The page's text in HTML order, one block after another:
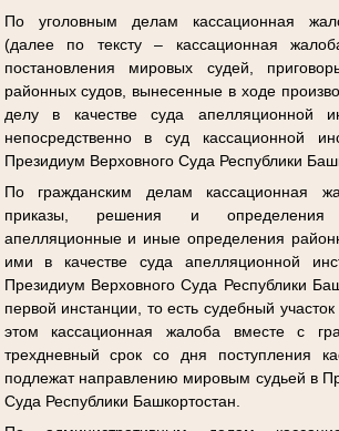
По уголовным делам кассационная
(далее по тексту – кассационная
постановления мировых судей,
районных судов, вынесенные в ходе
делу в качестве суда апелляционной
непосредственно в суд кассационной
Президиум Верховного Суда Республики
По гражданским делам кассационная
приказы, решения и определения
апелляционные и иные определения
ими в качестве суда апелляционной
Президиум Верховного Суда Республики
первой инстанции, то есть судебный
этом кассационная жалоба вместе с
трехдневный срок со дня поступления
подлежат направлению мировым судьей в
Суда Республики Башкортостан.